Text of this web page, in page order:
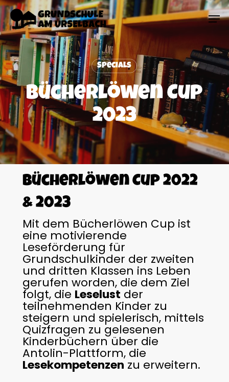
Skip
to
main
content
Specials
Bücherlöwen Cup
2023
Bücherlöwen Cup 2022
& 2023
Mit dem Bücherlöwen Cup ist
eine motivierende
Leseförderung für
Grundschulkinder der zweiten
und dritten Klassen ins Leben
gerufen worden, die dem Ziel
folgt, die Leselust der
teilnehmenden Kinder zu
steigern und spielerisch, mittels
Quizfragen zu gelesenen
Kinderbüchern über die
Antolin-Plattform, die
Lesekompetenzen zu erweitern.
Menu